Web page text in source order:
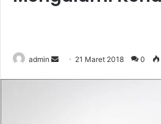
admin 21 Maret 2018 0